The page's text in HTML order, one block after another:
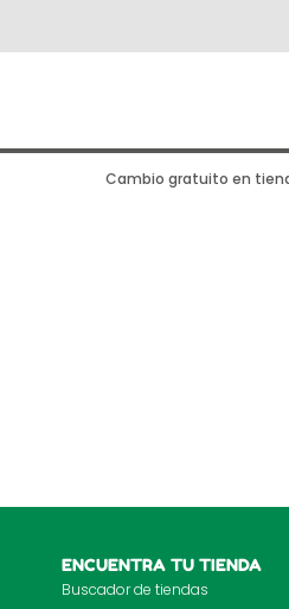
Cambio gratuito en
ENCUENTRA TU TIENDA
Buscador de tiendas